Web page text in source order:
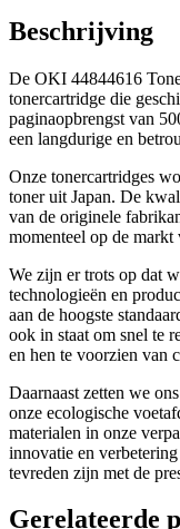
Beschrijving
De OKI 44844616
tonercartridge die
paginaopbrengst van
een langdurige en
Onze tonercartridges
toner uit Japan. De
van de originele
momenteel op de
We zijn er trots op dat
technologieën en
aan de hoogste
ook in staat om snel te
en hen te voorzien van
Daarnaast zetten we
onze ecologische
materialen in onze
innovatie en
tevreden zijn met de
Gerelateerde